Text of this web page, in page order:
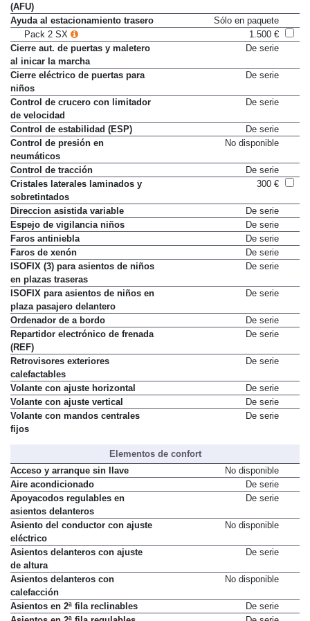
(AFU)
Ayuda al estacionamiento trasero
Sólo en paquete
Pack 2 SX
1.500 €
Cierre aut. de puertas y maletero
al inicar la marcha
De serie
Cierre eléctrico de puertas para
niños
De serie
Control de crucero con limitador
de velocidad
De serie
Control de estabilidad (ESP)
De serie
Control de presión en
neumáticos
No disponible
Control de tracción
De serie
Cristales laterales laminados y
sobretintados
300 €
Direccion asistida variable
De serie
Espejo de vigilancia niños
De serie
Faros antiniebla
De serie
Faros de xenón
De serie
ISOFIX (3) para asientos de niños
en plazas traseras
De serie
ISOFIX para asientos de niños en
plaza pasajero delantero
De serie
Ordenador de a bordo
De serie
Repartidor electrónico de frenada
(REF)
De serie
Retrovisores exteriores
calefactables
De serie
Volante con ajuste horizontal
De serie
Volante con ajuste vertical
De serie
Volante con mandos centrales
fijos
De serie
Elementos de confort
Acceso y arranque sin llave
No disponible
Aire acondicionado
De serie
Apoyacodos regulables en
asientos delanteros
De serie
Asiento del conductor con ajuste
eléctrico
No disponible
Asientos delanteros con ajuste
de altura
De serie
Asientos delanteros con
calefacción
No disponible
Asientos en 2ª fila reclinables
De serie